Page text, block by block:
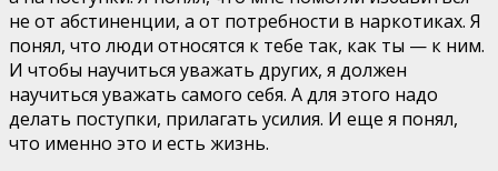
не от абстиненции, а от потребности в наркотиках. Я
понял, что люди относятся к тебе так, как ты — к ним.
И чтобы научиться уважать других, я должен
научиться уважать самого себя. А для этого надо
делать поступки, прилагать усилия. И еще я понял,
что именно это и есть жизнь.